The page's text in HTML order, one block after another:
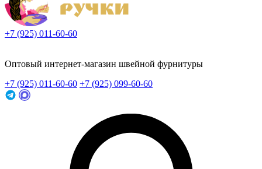
+7 (925) 011-60-60
Оптовый интернет-магазин швейной фурнитуры
+7 (925) 011-60-60 +7 (925) 099-60-60